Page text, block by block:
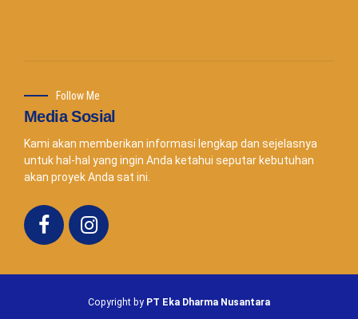
Follow Me
Media Sosial
Kami akan memberikan informasi lengkap dan sejelasnya
untuk hal-hal yang ingin Anda ketahui seputar kebutuhan
akan proyek Anda sat ini.
Copyright by PT Eka Dharma Nusantara